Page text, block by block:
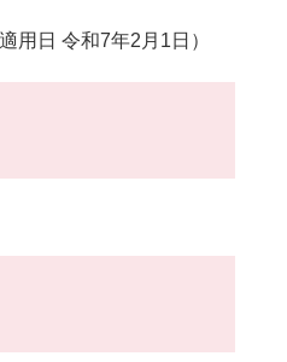
用日 令和7年2月1日）